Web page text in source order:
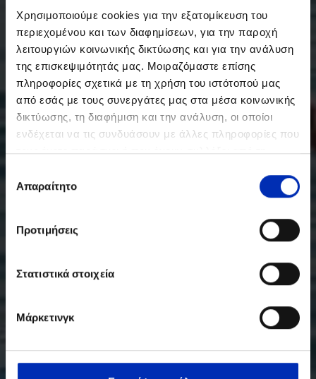
Χρησιμοποιούμε cookies για την εξατομίκευση του
περιεχομένου και των διαφημίσεων, για την παροχή
λειτουργιών κοινωνικής δικτύωσης και για την ανάλυση
της επισκεψιμότητάς μας. Μοιραζόμαστε επίσης
πληροφορίες σχετικά με τη χρήση του ιστότοπού μας
από εσάς με τους συνεργάτες μας στα μέσα κοινωνικής
δικτύωσης, τη διαφήμιση και την ανάλυση, οι οποίοι
ενδέχεται να τις συνδυάσουν με άλλες πληροφορίες που
τους έχετε παράσχει ή που έχουν συλλέξει από τη
συγκατάθεσης
Απαραίτητο
Προτιμήσεις
Στατιστικά στοιχεία
Μάρκετινγκ